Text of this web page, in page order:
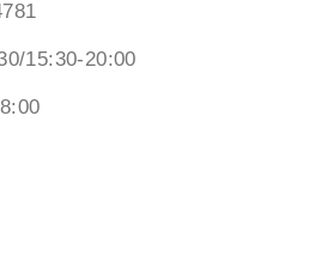
15:30-20:00